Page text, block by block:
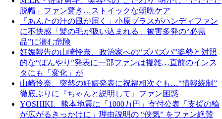
脱帽」ファン驚き…ストイックな朝晩ケア
「あんたの汗の風が届く」小原ブラスがハンディファン
に不快感「髪の毛が吸い込まれる」被害多発の“必需
品”に潜む危険
妊娠報告の山崎怜奈、政治家への“ズバズバ”姿勢と対照
的な“ぼんやり”発表に一部ファンは複雑…直前のインス
タにも「変化」が
山崎怜奈、突然の妊娠発表に祝福相次ぐも…“情報統制”
徹底ぶりに『ちゃんと説明して』ファン困惑
YOSHIKI、熊本地震に「1000万円」寄付公表「支援の輪
が広がるきっかけに」理由説明の “侠気” をファン絶賛